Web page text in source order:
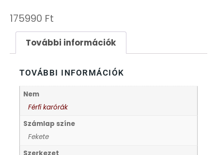
175990 Ft
További információk
TOVÁBBI INFORMÁCIÓK
Nem
Férfi karórák
Számlap színe
Fekete
FESTINA
FIGURÁS ÉBRESZTŐÓRÁK
FRANCIS DELON
FREELOOK
GUESS KARÓRÁK
HÁLÓZATI ÓRÁK